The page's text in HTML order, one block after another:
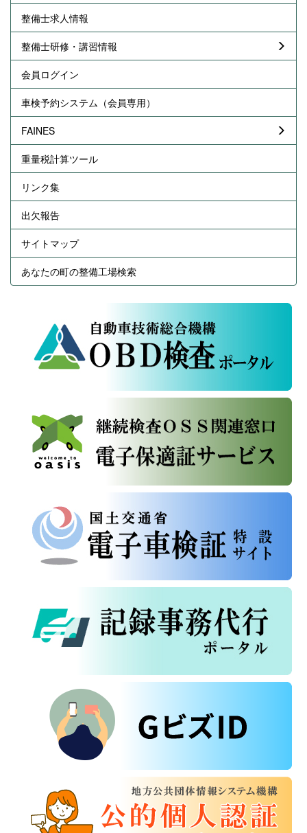
整備士求人情報
整備士研修・講習情報
会員ログイン
車検予約システム（会員専用）
FAINES
重量税計算ツール
リンク集
出欠報告
サイトマップ
あなたの町の整備工場検索